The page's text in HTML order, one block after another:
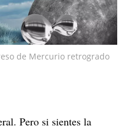
de Mercurio retrogrado
Pero si sientes la